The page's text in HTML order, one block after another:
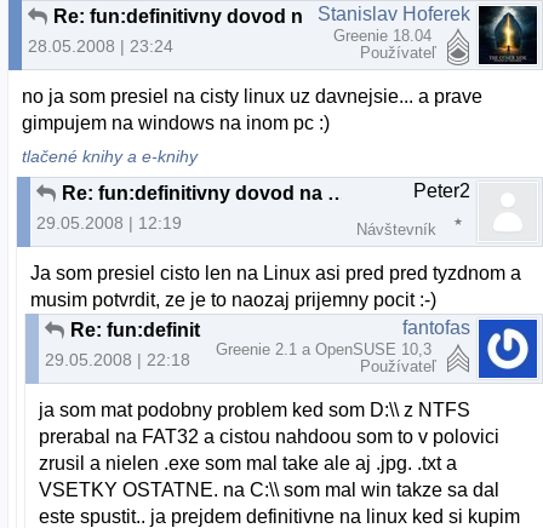
Re: fun:definitivny dovod na odchod z MS:)
28.05.2008 | 23:24
Stanislav Hoferek
Greenie 18.04
Používateľ
no ja som presiel na cisty linux uz davnejsie... a prave
gimpujem na windows na inom pc :)
tlačené knihy a e-knihy
Re: fun:definitivny dovod na odchod z MS:)
29.05.2008 | 12:19
Peter2
Návštevník
Ja som presiel cisto len na Linux asi pred pred tyzdnom a
musim potvrdit, ze je to naozaj prijemny pocit :-)
29.05.2008 | 22:18
fantofas
Greenie 2.1 a OpenSUSE 10,3
Používateľ
ja som mat podobny problem ked som D:\\ z NTFS
prerabal na FAT32 a cistou nahdoou som to v polovici
zrusil a nielen .exe som mal take ale aj .jpg. .txt a
VSETKY OSTATNE. na C:\\ som mal win takze sa dal
este spustit.. ja prejdem definitivne na linux ked si kupim